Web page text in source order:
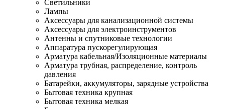
Светильники
Лампы
Аксессуары для канализационной системы
Аксессуары для электроинструментов
Антенны и спутниковые технологии
Аппаратура пускорегулирующая
Арматура кабельная/Изоляционные материалы
Арматура трубная, распределение, контроль
давления
Батарейки, аккумуляторы, зарядные устройства
Бытовая техника крупная
Бытовая техника мелкая